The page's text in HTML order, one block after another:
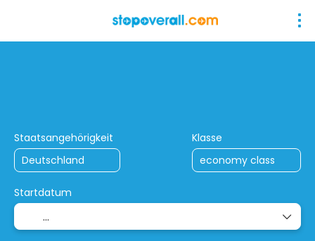
Staatsangehörigkeit Klasse
Startdatum